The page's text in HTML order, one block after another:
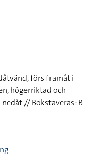
förs framåt i
högerriktad och
// Bokstaveras: B-